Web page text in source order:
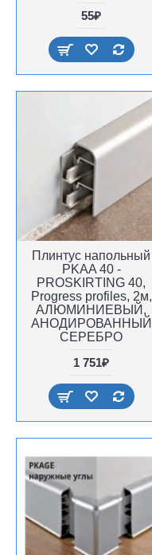
55₽
Плинтус напольный
PKAA 40 -
PROSKIRTING 40,
Progress profiles, 2м,
АЛЮМИНИЕВЫЙ,
АНОДИРОВАННЫЙ
СЕРЕБРО
1 751₽